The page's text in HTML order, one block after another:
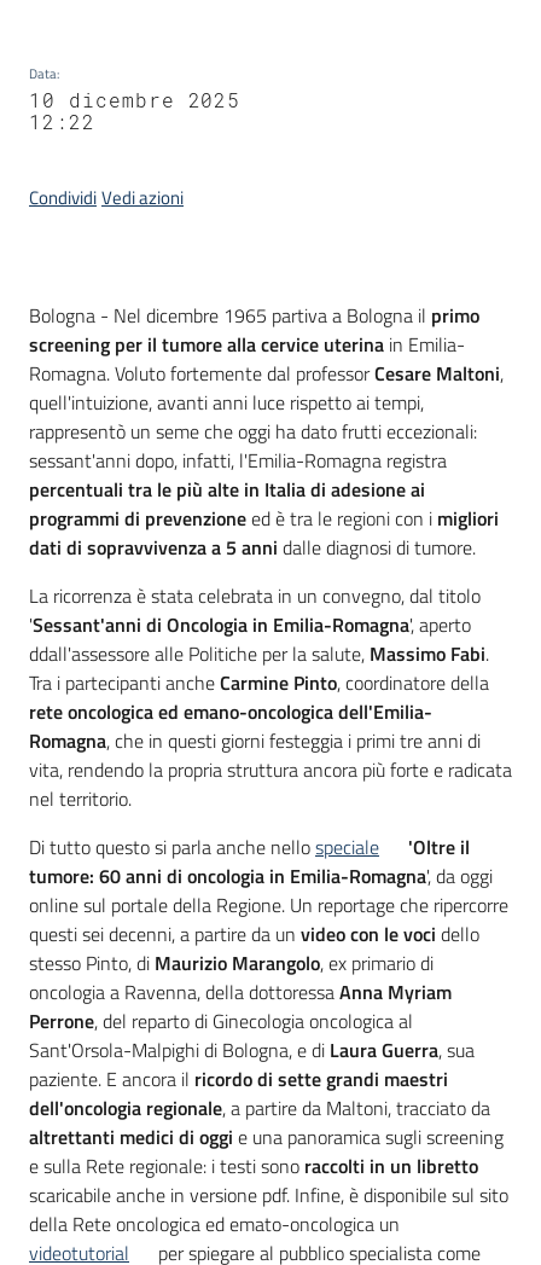
Data:
10 dicembre 2025
12:22
CondividiVedi azioni
Contenuto
Bologna - Nel dicembre 1965 partiva a Bologna il primo
screening per il tumore alla cervice uterina in Emilia-
Romagna. Voluto fortemente dal professorCesare Maltoni,
quell'intuizione, avanti anni luce rispetto ai tempi,
rappresentò un seme che oggi ha dato frutti eccezionali:
sessant'anni dopo, infatti, l'Emilia-Romagna registra
percentuali tra le più alte in Italia di adesione ai
programmi di prevenzioneed è tra le regioni con i migliori
dati di sopravvivenza a 5 anni dalle diagnosi di tumore.
La ricorrenza è stata celebrata in un convegno, dal titolo
'Sessant'anni di Oncologia in Emilia-Romagna', aperto
ddall'assessore alle Politiche per la salute, Massimo Fabi.
Tra i partecipanti ancheCarmine Pinto, coordinatore della
rete oncologica ed emano-oncologica dell'Emilia-
Romagna, che in questi giorni festeggia i primi tre anni di
vita, rendendo la propria struttura ancora più forte e radicata
nel territorio.
Di tutto questo si parla anche nellospeciale
'Oltre il
tumore: 60 anni di oncologia in Emilia-Romagna', da oggi
online sul portale della Regione. Un reportage che ripercorre
questi sei decenni, a partire da un video con le voci dello
stesso Pinto, di Maurizio Marangolo, ex primario di
oncologia a Ravenna, della dottoressaAnna Myriam
Perrone, del reparto di Ginecologia oncologica al
Sant'Orsola-Malpighi di Bologna, e di Laura Guerra, sua
paziente. E ancora il ricordo di sette grandi maestri
dell'oncologia regionale, a partire da Maltoni, tracciato da
altrettanti medici di oggi e una panoramica sugli screening
e sulla Rete regionale: i testi sono raccolti in un libretto
scaricabile anche in versione pdf. Infine, è disponibile sul sito
della Rete oncologica ed emato-oncologica un
videotutorial
per spiegare al pubblico specialista come